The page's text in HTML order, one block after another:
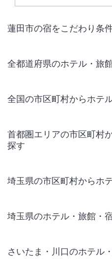
蓮田市の宿をこだわり条
全都道府県のホテル・旅
全国の市区町村からホテ
首都圏エリアの市区町村
探す
埼玉県の市区町村からホ
埼玉県のホテル・旅館・
さいたま・川口のホテル